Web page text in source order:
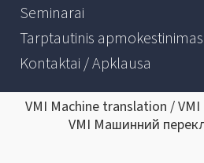
Seminarai
Tarptautinis apmokestinimas
Kontaktai / Apklausa
VMI Machine translation /
VMI Машинний